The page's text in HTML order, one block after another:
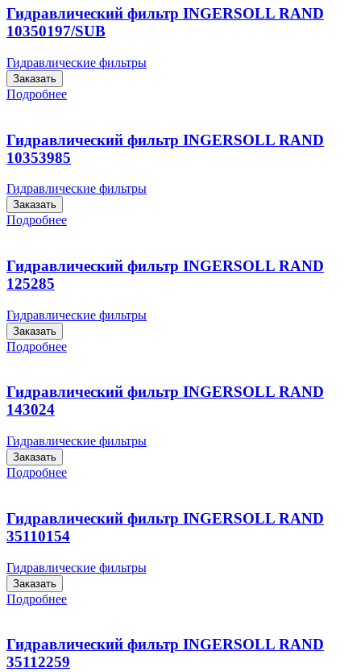
Гидравлический фильтр INGERSOLL RAND
10350197/SUB
Гидравлические фильтры
Заказать
Подробнее
Гидравлический фильтр INGERSOLL RAND
10353985
Гидравлические фильтры
Заказать
Подробнее
Гидравлический фильтр INGERSOLL RAND
125285
Гидравлические фильтры
Заказать
Подробнее
Гидравлический фильтр INGERSOLL RAND
143024
Гидравлические фильтры
Заказать
Подробнее
Гидравлический фильтр INGERSOLL RAND
35110154
Гидравлические фильтры
Заказать
Подробнее
Гидравлический фильтр INGERSOLL RAND
35112259